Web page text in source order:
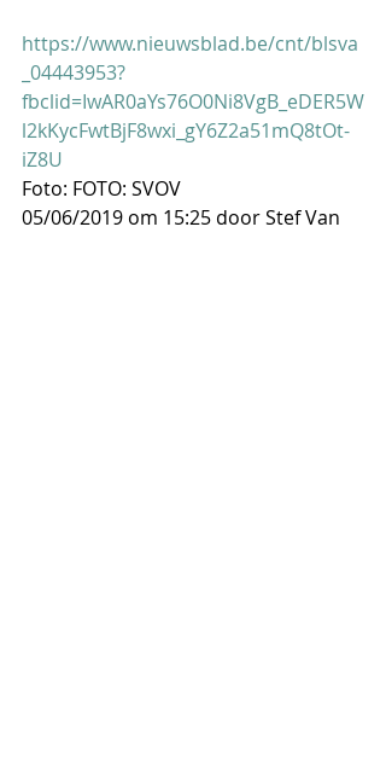
https://www.nieuwsblad.be/cnt/blsva
_04443953?
fbclid=IwAR0aYs76O0Ni8VgB_eDER5W
l2kKycFwtBjF8wxi_gY6Z2a51mQ8tOt-
iZ8U
Foto: FOTO: SVOV
05/06/2019 om 15:25 door Stef Van